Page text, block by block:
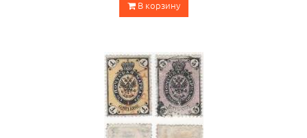
В корзину